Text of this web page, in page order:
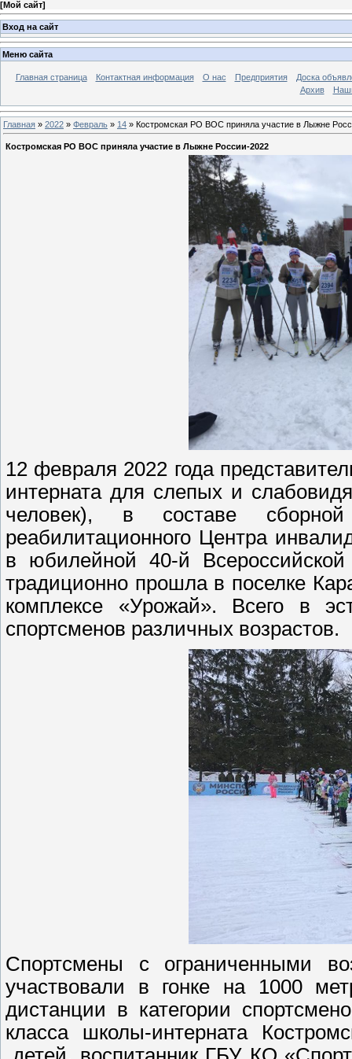
[Мой сайт]
Вход на сайт
Меню сайта
Главная страница Контактная информация О нас Предприятия
Доска
Архив
Главная » 2022 » Февраль » 14 » Костромская РО ВОС приняла участие в Лыжне
Костромская РО ВОС приняла участие в Лыжне России-2022
12 февраля 2022 года
интерната для слепых и
человек), в составе сборной
реабилитационного Центра
в юбилейной 40-й
традиционно прошла в поселке
комплексе «Урожай». Всего в
спортсменов различных возрастов.
Спортсмены с ограниченными
участвовали в гонке на 1000
дистанции в категории
класса школы-интерната